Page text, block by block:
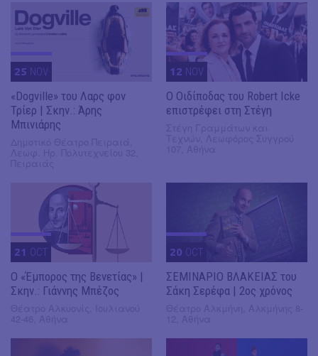
25 NOV
«Dogville» του Λαρς φον
Τρίερ | Σκην.: Άρης
Μπινιάρης
12 NOV
O Οιδίποδας του Robert Icke
επιστρέφει στη Στέγη
21 OCT
Ο «Έμπορος της Βενετίας» |
Σκην.: Γιάννης Μπέζος
20 OCT
ΣΕΜΙΝΑΡΙΟ ΒΛΑΚΕΙΑΣ του
Σάκη Σερέφα | 2ος χρόνος